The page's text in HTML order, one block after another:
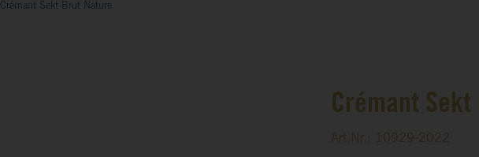
Crémant Sekt Brut Nature
Crémant
Art.Nr.: 10929-2022